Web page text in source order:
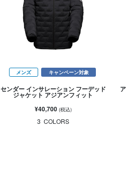
メンズ キャンペーン対象
センダー インサレーション フーデッド
ジャケット アジアンフィット
¥40,700 (税込)
3 COLORS